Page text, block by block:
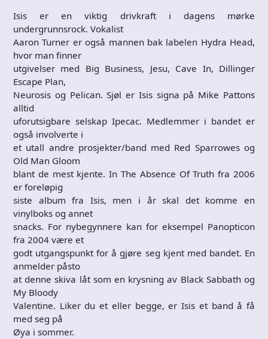
Isis er en viktig drivkraft i dagens mørke
undergrunnsrock. Vokalist
Aaron Turner er også mannen bak labelen Hydra Head,
hvor man finner
utgivelser med Big Business, Jesu, Cave In, Dillinger
Escape Plan,
Neurosis og Pelican. Sjøl er Isis signa på Mike Pattons
alltid
uforutsigbare selskap Ipecac. Medlemmer i bandet er
også involverte i
et utall andre prosjekter/band med Red Sparrowes og
Old Man Gloom
blant de mest kjente. In The Absence Of Truth fra 2006
er foreløpig
siste album fra Isis, men i år skal det komme en
vinylboks og annet
snacks. For nybegynnere kan for eksempel Panopticon
fra 2004 være et
godt utgangspunkt for å gjøre seg kjent med bandet. En
anmelder påsto
at denne skiva låt som en krysning av Black Sabbath og
My Bloody
Valentine. Liker du et eller begge, er Isis et band å få
med seg på
Øya i sommer.